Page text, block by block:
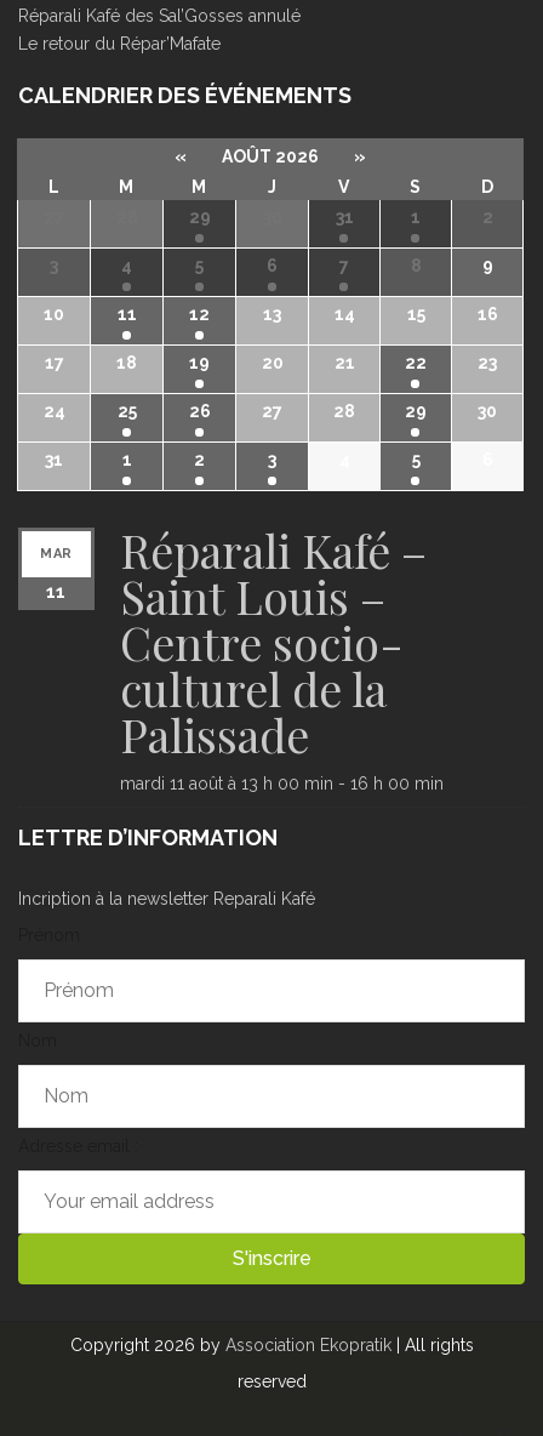
Réparali Kafé des Sal’Gosses annulé
Le retour du Répar’Mafate
CALENDRIER DES ÉVÉNEMENTS
« AOÛT 2026
»
L
M M J V S
D
29 31 1 2
3 4 5 6 7 8 9
10 11 12 13 14 15 16
17 18 19 20 21 22 23
24 25 26 27 28 29 30
31 1 2 3 5
MAR
11
Réparali Kafé –
Saint Louis –
Centre socio-
culturel de la
Palissade
mardi 11 août à 13 h 00 min - 16 h 00 min
LETTRE D’INFORMATION
Incription à la newsletter Reparali Kafé
Copyright 2026 by Association Ekopratik| All rights
reserved